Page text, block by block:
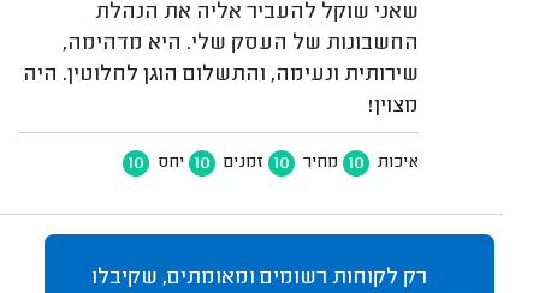
שאני שוקל להעביר אליה את הנהלת
החשבונות של העסק שלי. היא מדהימה,
שירותית ונעימה, והתשלום הוגן לחלוטין. היה
מצוין!
איכות 10 מחיר 10 זמנים 10 יחס 10
רק לקוחות רשומים ומאומתים, שקיבלו